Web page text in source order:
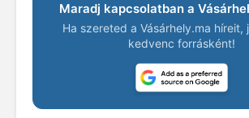
Maradj kapcsolatban a
Ha szereted a Vásárhely.ma híreit,
kedvenc forrásként!